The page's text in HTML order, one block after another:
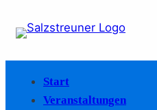
Start
Veranstaltungen